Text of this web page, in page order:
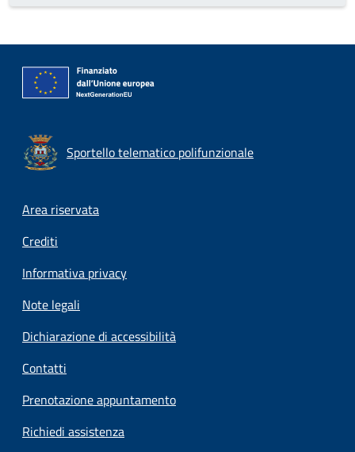
Sportello telematico polifunzionale
Footer menu
Area riservata
Crediti
Informativa privacy
Note legali
Dichiarazione di accessibilità
Contatti
Prenotazione appuntamento
Richiedi assistenza